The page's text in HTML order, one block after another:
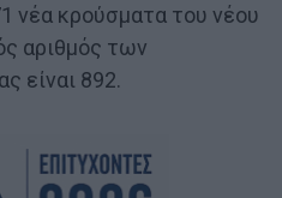
νέα κρούσματα του νέου
αριθμός των
είναι 892.